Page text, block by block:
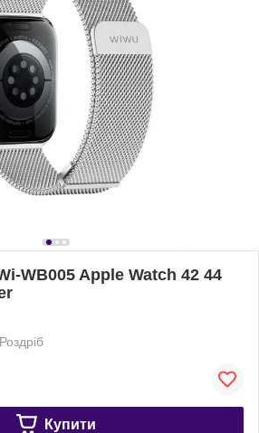
WB005 Apple Watch 42 44
Роздріб
Купити